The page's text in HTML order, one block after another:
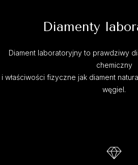
Diamenty
Diament laboratoryjny to prawdziwy
chemiczny
i właściwości fizyczne jak diament
węgiel.